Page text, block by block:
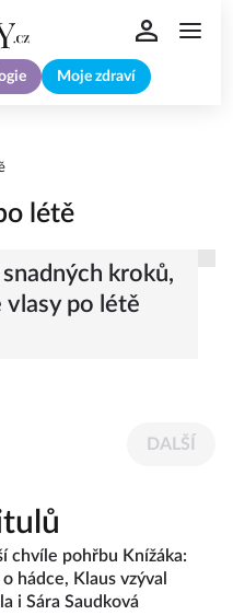
Moje zdraví
létě
kroků,
vlasy po létě
DALŠÍ
chvíle pohřbu Knížáka:
hádce, Klaus vzýval
i Sára Saudková